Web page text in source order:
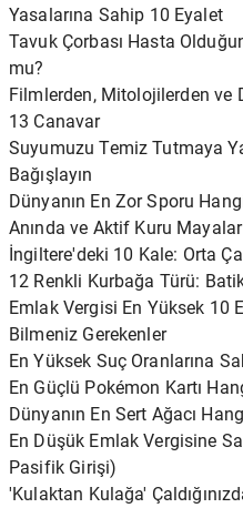
Yasalarına Sahip 10 Eyalet
Tavuk Çorbası Hasta
mu?
Filmlerden, Mitolojilerden ve
13 Canavar
Suyumuzu Temiz Tutmaya
Bağışlayın
Dünyanın En Zor Sporu
Anında ve Aktif Kuru
İngiltere'deki 10 Kale: Orta
12 Renkli Kurbağa Türü:
Emlak Vergisi En Yüksek 10
Bilmeniz Gerekenler
En Yüksek Suç Oranlarına
En Güçlü Pokémon Kartı
Dünyanın En Sert Ağacı
En Düşük Emlak Vergisine
Pasifik Girişi)
'Kulaktan Kulağa'